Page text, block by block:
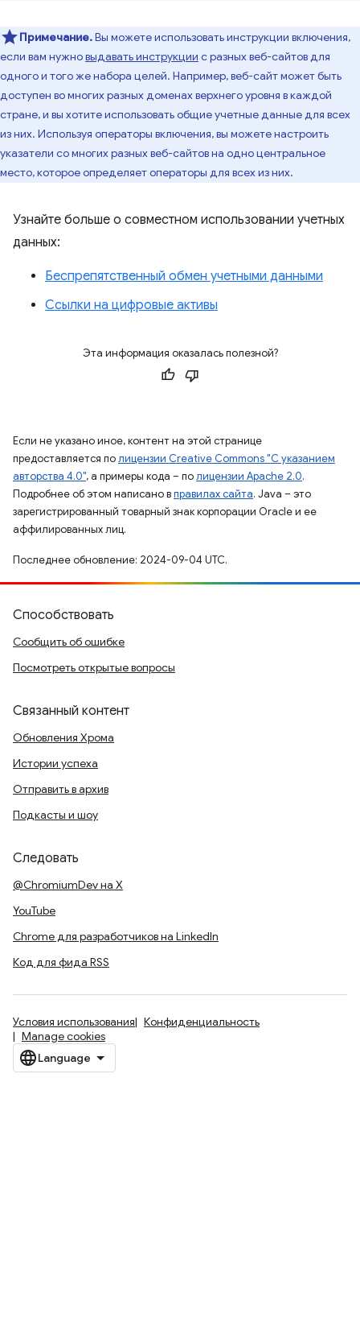
Примечание.Вы можете использовать инструкции включения,
если вам нужновыдавать инструкции с разных веб-сайтов для
одного и того же набора целей. Например, веб-сайт может быть
доступен во многих разных доменах верхнего уровня в каждой
стране, и вы хотите использовать общие учетные данные для всех
из них. Используя операторы включения, вы можете настроить
указатели со многих разных веб-сайтов на одно центральное
место, которое определяет операторы для всех из них.
Узнайте больше о совместном использовании учетных
данных:
Беспрепятственный обмен учетными данными
Ссылки на цифровые активы
Эта информация оказалась полезной?
Если не указано иное, контент на этой странице
предоставляется полицензии Creative Commons "С указанием
авторства 4.0", а примеры кода – полицензии Apache 2.0.
Подробнее об этом написано вправилах сайта. Java – это
зарегистрированный товарный знак корпорации Oracle и ее
аффилированных лиц.
Последнее обновление: 2024-09-04 UTC.
Способствовать
Сообщить об ошибке
Посмотреть открытые вопросы
Связанный контент
Обновления Хрома
Истории успеха
Отправить в архив
Подкасты и шоу
Следовать
@ChromiumDev на X
YouTube
Chrome для разработчиков на LinkedIn
Код для фида RSS
Условия использования
Конфиденциальность
Manage cookies